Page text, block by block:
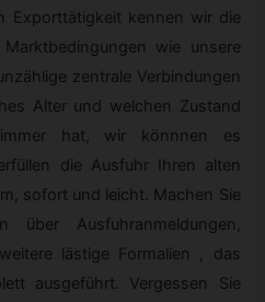
Exporttätigkeit kennen wir die
wie unsere
zentrale Verbindungen
Alter und welchen Zustand
hat, wir könnnen es
die Ausfuhr Ihren alten
sofort und leicht. Machen Sie
über Ausfuhranmeldungen,
lästige Formalien , das
ausgeführt. Vergessen Sie